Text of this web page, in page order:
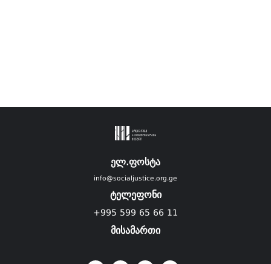
ელ.ფოსტა
info@socialjustice.org.ge
ტელეფონი
+995 599 65 66 11
მისამართი